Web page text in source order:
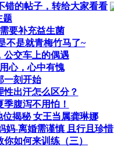
错的帖子，转给大家看看
题
要补充益生菌
不是就青梅竹马了~
公交车上的偶遇
心，心中有愧
一刻开始
出汗怎么区分？
腹泻不用怕！
揭秘 女王当属龚琳娜
妈-离婚需谨慎 且行且珍惜
如何来训练（三）